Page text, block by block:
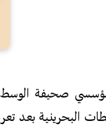
مؤسسي صحيفة
السلطات البحرينية